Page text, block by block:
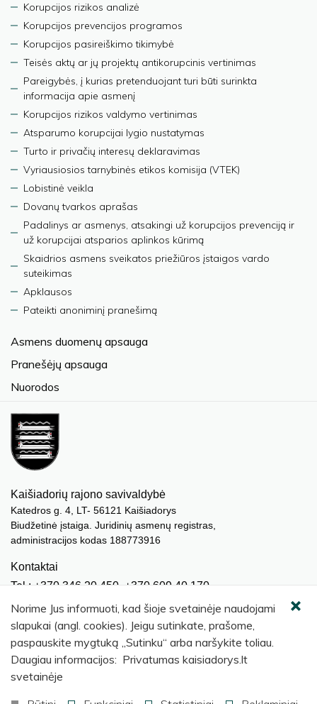
Korupcijos rizikos analizė
Korupcijos prevencijos programos
Korupcijos pasireiškimo tikimybė
Teisės aktų ar jų projektų antikorupcinis vertinimas
Pareigybės, į kurias pretenduojant turi būti surinkta
informacija apie asmenį
Korupcijos rizikos valdymo vertinimas
Atsparumo korupcijai lygio nustatymas
Turto ir privačių interesų deklaravimas
Vyriausiosios tarnybinės etikos komisija (VTEK)
Lobistinė veikla
Dovanų tvarkos aprašas
Padalinys ar asmenys, atsakingi už korupcijos prevenciją ir
už korupcijai atsparios aplinkos kūrimą
Skaidrios asmens sveikatos priežiūros įstaigos vardo
suteikimas
Apklausos
Pateikti anoniminį pranešimą
Asmens duomenų apsauga
Pranešėjų apsauga
Nuorodos
Kaišiadorių rajono savivaldybė
Katedros g. 4, LT- 56121 Kaišiadorys
Biudžetinė įstaiga. Juridinių asmenų registras,
administracijos kodas 188773916
Kontaktai
Tel.: +370 346 20 450, +370 609 40 170
El. paštas.: meras@kaisiadorys.lt
dokumentai@kaisiadorys.lt
Naujienų prenumerata
Norime Jus informuoti, kad šioje svetainėje naudojami
slapukai (angl. cookies). Jeigu sutinkate, prašome,
paspauskite mygtuką „Sutinku“ arba naršykite toliau.
Daugiau informacijos: Privatumas kaisiadorys.lt
svetainėje